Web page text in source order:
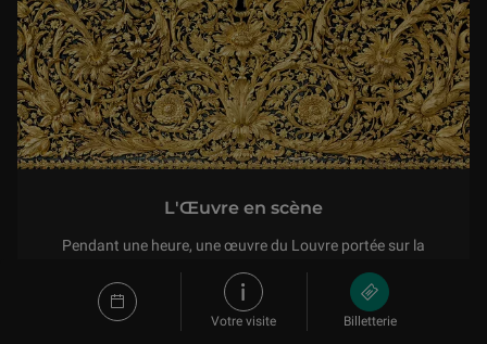
L'Œuvre en scène
Pendant une heure, une œuvre du Louvre portée sur la
direct par un spécialiste à l’aide de divers moyens
audiovisuels. Les œuvres se révèlent ainsi dans leurs
significations les plus complexes ou les plus
Votre visite Billetterie